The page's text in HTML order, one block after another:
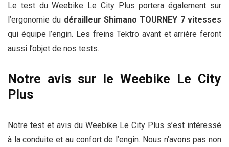
Le test du Weebike Le City Plus portera également sur
l’ergonomie du dérailleur Shimano TOURNEY 7 vitesses
qui équipe l’engin. Les freins Tektro avant et arrière feront
aussi l’objet de nos tests.
Notre avis sur le Weebike Le City
Plus
Notre test et avis du Weebike Le City Plus s’est intéressé
à la conduite et au confort de l’engin. Nous n’avons pas non